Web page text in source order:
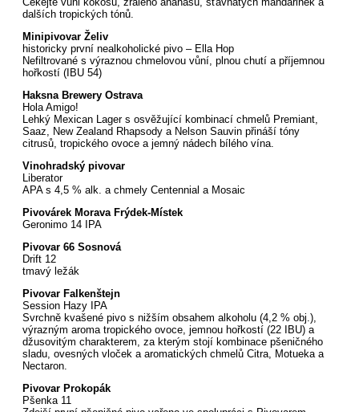
dalších tropických tónů.
Minipivovar Želiv
historicky první nealkoholické pivo – Ella Hop
Nefiltrované s výraznou chmelovou vůní, plnou chutí a příjemnou
hořkostí (IBU 54)
Haksna Brewery Ostrava
Hola Amigo!
Lehký Mexican Lager s osvěžující kombinací chmelů Premiant,
Saaz, New Zealand Rhapsody a Nelson Sauvin přináší tóny
citrusů, tropického ovoce a jemný nádech bílého vína.
Vinohradský pivovar
Liberator
APA s 4,5 % alk. a chmely Centennial a Mosaic
Pivovárek Morava Frýdek-Místek
Geronimo 14 IPA
Pivovar 66 Sosnová
Drift 12
tmavý ležák
Pivovar Falkenštejn
Session Hazy IPA
Svrchně kvašené pivo s nižším obsahem alkoholu (4,2 % obj.),
výrazným aroma tropického ovoce, jemnou hořkostí (22 IBU) a
džusovitým charakterem, za kterým stojí kombinace pšeničného
sladu, ovesných vloček a aromatických chmelů Citra, Motueka a
Nectaron.
Pivovar Prokopák
Pšenka 11